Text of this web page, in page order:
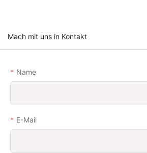
Mach mit uns in Kontakt
Name
E-Mail